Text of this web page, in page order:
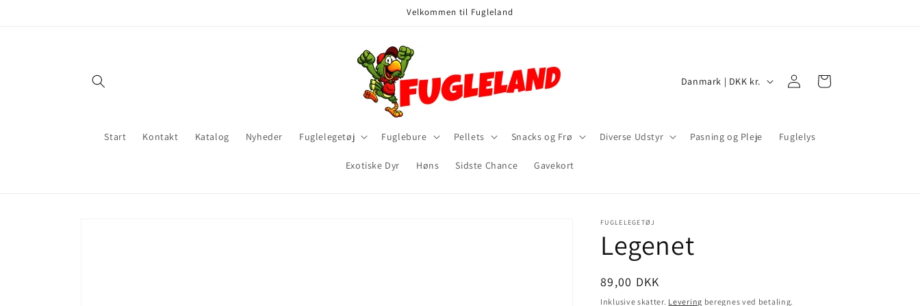
Velkommen til Fugleland
Start Kontakt Katalog Nyheder Fuglelegetøj Fuglebure Pellets Snacks og Frø Diverse Udstyr Pasning og Pleje Fuglelys
Exotiske Dyr Høns Sidste Chance Gavekort
d
å
Danmark | DKK kr.
Log
ind
Indkøbskurv
FUGLELEGETØJ
Legenet
Normalpris
89,00 DKK
Inklusive skatter. Levering beregnes ved betaling.